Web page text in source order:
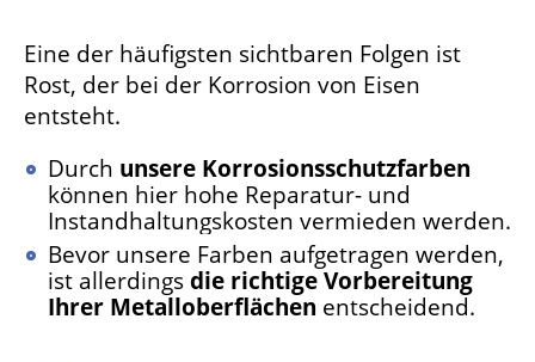
Eine der häufigsten sichtbaren Folgen ist
Rost, der bei der Korrosion von Eisen
entsteht.
Durch unsere Korrosionsschutzfarben
können hier hohe Reparatur- und
Instandhaltungskosten vermieden werden.
Bevor unsere Farben aufgetragen werden,
ist allerdingsdie richtige Vorbereitung
Ihrer Metalloberflächen entscheidend.